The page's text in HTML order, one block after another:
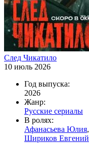
След Чикатило
10 июль 2026
Год выпуска:
2026
Жанр:
Русские сериалы
В ролях:
Афанасьева Юлия,
Шириков Евгений